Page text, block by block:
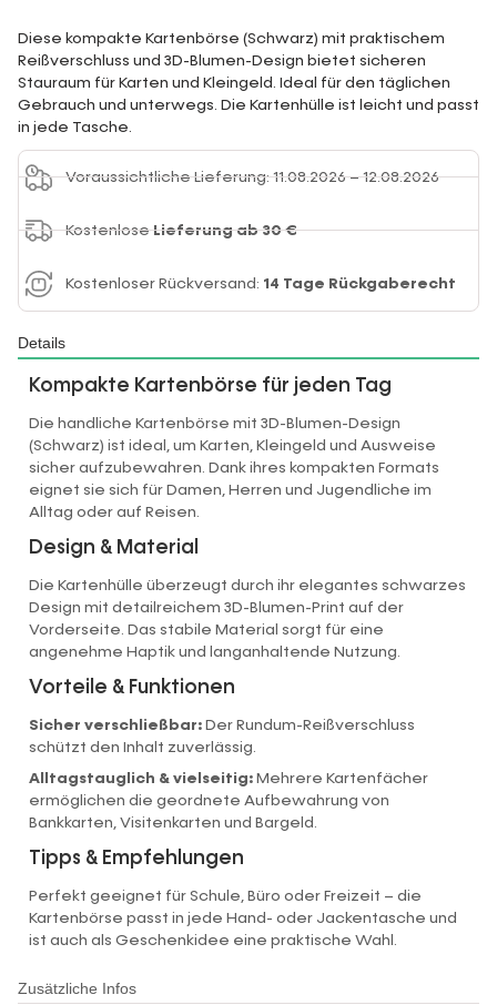
Diese kompakte Kartenbörse (Schwarz) mit praktischem
Reißverschluss und 3D-Blumen-Design bietet sicheren
Stauraum für Karten und Kleingeld. Ideal für den täglichen
Gebrauch und unterwegs. Die Kartenhülle ist leicht und passt
in jede Tasche.
Voraussichtliche Lieferung: 11.08.2026 – 12.08.2026
KostenloseLieferung ab 30 €
Kostenloser Rückversand: 14 Tage Rückgaberecht
Details
Zusätzliche Infos
Kompakte Kartenbörse für jeden Tag
Die handliche Kartenbörse mit 3D-Blumen-Design
(Schwarz) ist ideal, um Karten, Kleingeld und Ausweise
sicher aufzubewahren. Dank ihres kompakten Formats
eignet sie sich für Damen, Herren und Jugendliche im
Alltag oder auf Reisen.
Design & Material
Die Kartenhülle überzeugt durch ihr elegantes schwarzes
Design mit detailreichem 3D-Blumen-Print auf der
Vorderseite. Das stabile Material sorgt für eine
angenehme Haptik und langanhaltende Nutzung.
Vorteile & Funktionen
Sicher verschließbar: Der Rundum-Reißverschluss
schützt den Inhalt zuverlässig.
Alltagstauglich & vielseitig: Mehrere Kartenfächer
ermöglichen die geordnete Aufbewahrung von
Bankkarten, Visitenkarten und Bargeld.
Tipps & Empfehlungen
Perfekt geeignet für Schule, Büro oder Freizeit – die
Kartenbörse passt in jede Hand- oder Jackentasche und
ist auch als Geschenkidee eine praktische Wahl.